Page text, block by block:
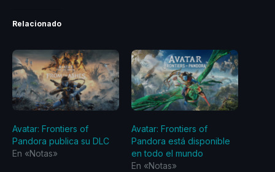
Relacionado
Avatar: Frontiers of
Pandora publica su DLC
En «Notas»
Avatar: Frontiers of
Pandora está disponible
en todo el mundo
En «Notas»